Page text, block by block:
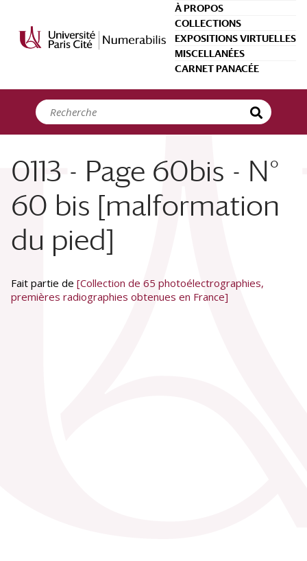
À PROPOS
COLLECTIONS
EXPOSITIONS VIRTUELLES
MISCELLANÉES
CARNET PANACÉE
0113 - Page 60bis - N°
60 bis [malformation
du pied]
Fait partie de [Collection de 65 photoélectrographies,
premières radiographies obtenues en France]